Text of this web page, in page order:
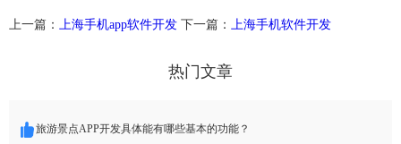
上一篇： 上海手机app软件开发 下一篇： 上海手机软件开发
热门文章
旅游景点APP开发具体能有哪些基本的功能？